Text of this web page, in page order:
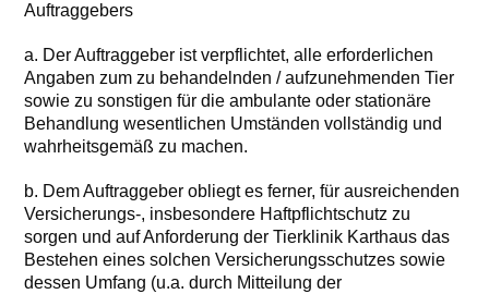
Auftraggebers
a. Der Auftraggeber ist verpflichtet, alle erforderlichen
Angaben zum zu behandelnden / aufzunehmenden Tier
sowie zu sonstigen für die ambulante oder stationäre
Behandlung wesentlichen Umständen vollständig und
wahrheitsgemäß zu machen.
b. Dem Auftraggeber obliegt es ferner, für ausreichenden
Versicherungs-, insbesondere Haftpflichtschutz zu
sorgen und auf Anforderung der Tierklinik Karthaus das
Bestehen eines solchen Versicherungsschutzes sowie
dessen Umfang (u.a. durch Mitteilung der